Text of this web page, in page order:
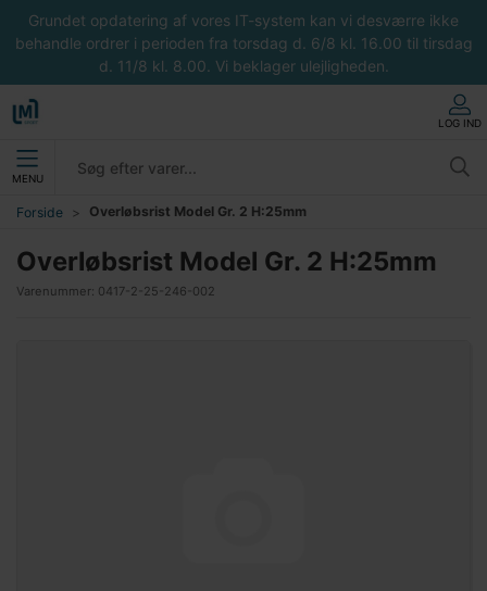
Grundet opdatering af vores IT-system kan vi desværre ikke
behandle ordrer i perioden fra torsdag d. 6/8 kl. 16.00 til tirsdag
d. 11/8 kl. 8.00. Vi beklager ulejligheden.
LOG IND
MENU
Forside Overløbsrist Model Gr. 2 H:25mm
Overløbsrist Model Gr. 2 H:25mm
Varenummer: 0417-2-25-246-002